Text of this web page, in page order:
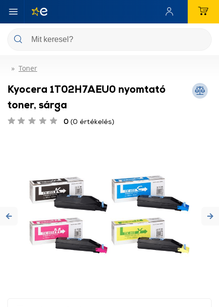
Toner
Kyocera 1T02H7AEU0 nyomtató
toner, sárga
0 (0 értékelés)
Previous